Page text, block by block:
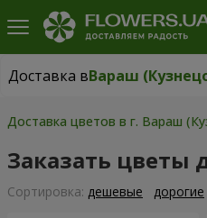
Доставка в
Доставка вВараш
Доставка цветов в г. Вараш
Заказать
Cортировка: дешевые дорогие